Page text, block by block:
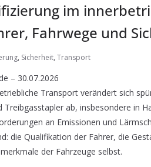
im
Fahrwege und
, Sicherheit, Transport
– 30.07.2026
Transport verändert sich
Treibgasstapler ab, insbesondere in
an Emissionen und
die Qualifikation der Fahrer, die
der Fahrzeuge selbst.